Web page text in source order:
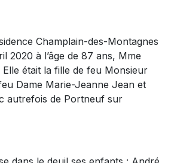
Champlain-des-Montagnes
2020 à l’âge de 87 ans, Mme
était la fille de feu Monsieur
Dame Marie-Jeanne Jean et
autrefois de Portneuf sur